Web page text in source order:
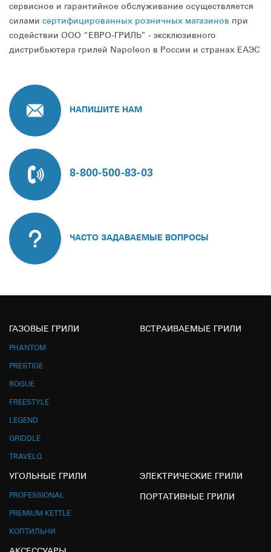
сервисное и гарантийное обслуживание осуществляется
силами сертифицированных розничных магазинов при
содействии ООО “ЕВРО-ГРИЛЬ” - эксклюзивного
дистрибьютера грилей Napoleon в России и странах ЕАЭС
НАПИШИТЕ НАМ
8-800-500-83-03
ЧАСТО ЗАДАВАЕМЫЕ ВОПРОСЫ
ГАЗОВЫЕ ГРИЛИ
PHANTOM
PRESTIGE
ROGUE
FREESTYLE
LEGEND
GRIDDLE
TRAVELQ
ВСТРАИВАЕМЫЕ ГРИЛИ
УГОЛЬНЫЕ ГРИЛИ
PROFESSIONAL
PREMIUM KETTLE
КОПТИЛЬНИ
ЭЛЕКТРИЧЕСКИЕ ГРИЛИ
ПОРТАТИВНЫЕ ГРИЛИ